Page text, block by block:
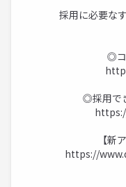
採用に必要な
◎コ
◎採用で
【新
https://